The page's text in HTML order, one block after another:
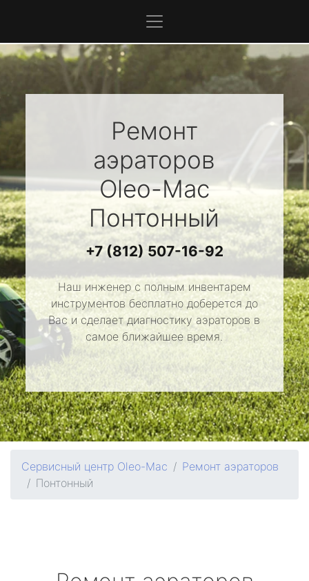
Ремонт
аэраторов
Oleo-Mac
Понтонный
+7 (812) 507-16-92
Наш инженер с полным инвентарем
инструментов бесплатно доберется до
Вас и сделает диагностику аэраторов в
самое ближайшее время.
Сервисный центр Oleo-Mac
Ремонт аэраторов
Понтонный